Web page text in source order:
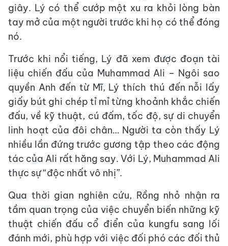
giây. Lý có thể cướp một xu ra khỏi lòng bàn
tay mở của một người trước khi họ có thể đóng
nó.
Trước khi nổi tiếng, Lý đã xem được đoạn tài
liệu chiến đấu của Muhammad Ali – Ngôi sao
quyền Anh đến từ Mĩ, Lý thích thú đến nỗi lấy
giấy bút ghi chép tỉ mỉ từng khoảnh khắc chiến
đấu, về kỹ thuật, cú đấm, tốc độ, sự di chuyển
linh hoạt của đôi chân… Người ta còn thấy Lý
nhiều lần đứng trước gương tập theo các động
tác của Ali rất hăng say. Với Lý, Muhammad Ali
thực sự “độc nhất vô nhị”.
Qua thời gian nghiên cứu, Rồng nhỏ nhận ra
tầm quan trọng của việc chuyển biến những kỹ
thuật chiến đấu cổ điển của kungfu sang lối
đánh mới, phù hợp với việc đối phó các đối thủ